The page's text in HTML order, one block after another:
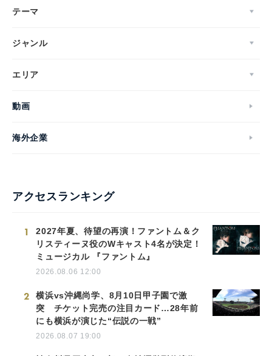
テーマ
ジャンル
エリア
動画
海外企業
アクセスランキング
1
2027年夏、待望の再演！ファントム＆ク
リスティーヌ役のWキャスト4名が決定！
ミュージカル 『ファントム』
2026.08.06 12:00
2
横浜vs沖縄尚学、8月10日甲子園で激
突 チケット完売の注目カード…28年前
にも横浜が演じた“伝説の一戦”
2026.08.07 19:00